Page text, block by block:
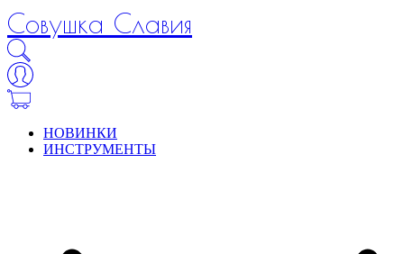
Совушка Славия
НОВИНКИ
ИНСТРУМЕНТЫ